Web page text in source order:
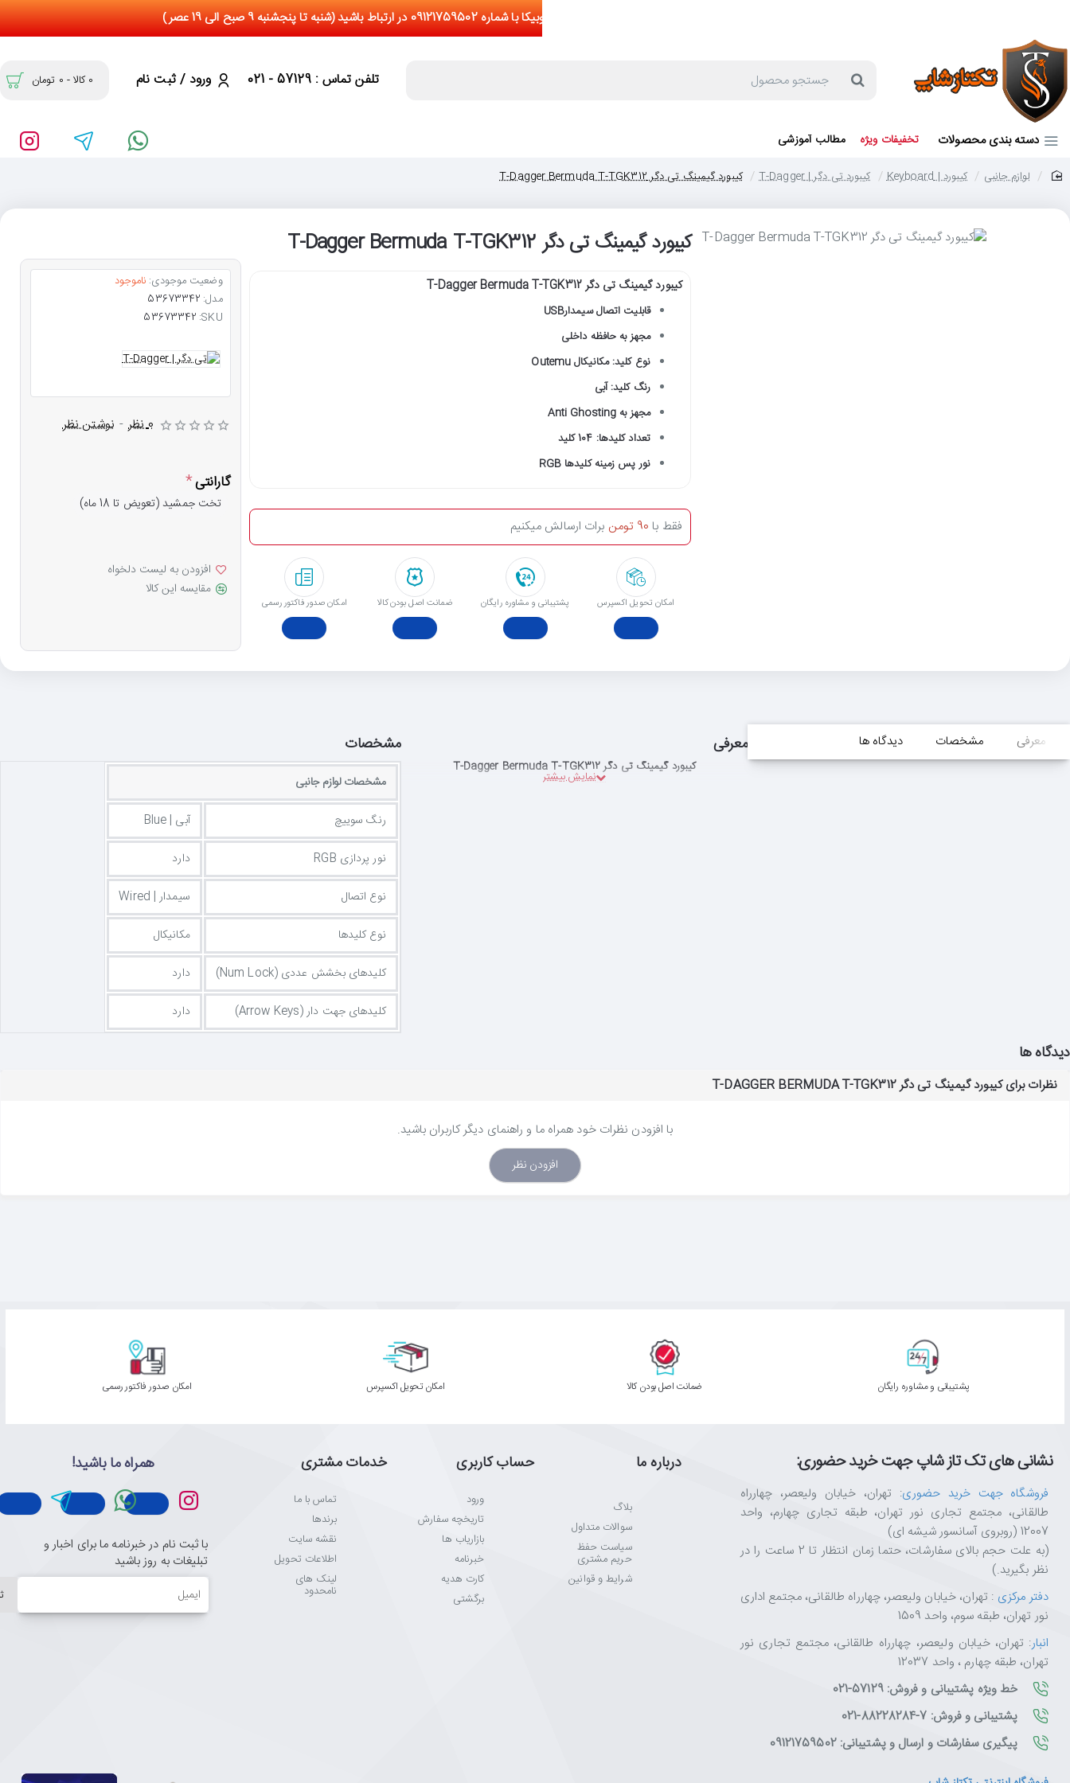
جستجو
تلفن تماس : 57129 - 021 ورود / ثبت نام 0 کالا - 0 تومان
دسته بندی محصولات تخفیفات ویژه مطالب آموزشی
لوازم جانبی کیبورد | Keyboard کیبورد تی دگر | T-Dagger کیبورد گیمینگ تی دگر T-Dagger Bermuda T-TGK312
کیبورد گیمینگ تی دگر T-Dagger Bermuda T-TGK312
کیبورد گیمینگ تی دگر T-Dagger Bermuda T-TGK312
قابلیت اتصال سیمدارUSB
مجهز به حافظه داخلی
نوع کلید: مکانیکالOutemu
رنگ کلید: آبی
مجهز به Anti Ghosting
تعداد کلیدها: 104 کلید
نور پس زمینه کلیدها RGB
امکان تحویل اکسپرس پشتیبانی و مشاوره رایگان ﺿﻤﺎﻧﺖ اﺻﻞ ﺑﻮدن ﮐﺎﻟﺎ امکان صدور فاکتور رسمی
فقط با 90 تومن برات ارسالش میکنیم
وضعیت موجودی: ناموجود
مدل: 53673342
SKU:
53673342
0 نظر - نوشتن نظر
گارانتی
تخت جمشید (تعویض تا 18 ماه)
افزودن به لیست دلخواه
مقایسه این کالا
معرفی مشخصات دیدگاه ها معرفی
کیبورد گیمینگ تی دگر T-Dagger Bermuda T-TGK312
مشخصات
مشخصات لوازم جانبی
رنگ سوییچ
آبی | Blue
نور پردازی RGB
دارد
نوع اتصال
سیمدار | Wired
نوع کلیدها
مکانیکال
کلیدهای بخشش عددی (Num Lock)
دارد
کلیدهای جهت دار (Arrow Keys)
دارد
دیدگاه ها
نظرات برای کیبورد گیمینگ تی دگر T-DAGGER BERMUDA T-TGK312
با افزودن نظرات خود همراه ما و راهنمای دیگر کاربران باشید.
افزودن نظر
پشتیبانی و مشاوره رایگان ﺿﻤﺎﻧﺖ اﺻﻞ ﺑﻮدن ﮐﺎﻟﺎ اﻣﮑﺎن ﺗﺤﻮﯾﻞ اﮐﺴﭙﺮس امکان صدور فاکتور رسمی
نشانی های تک تاز شاپ جهت خرید حضوری:
فروشگاه جهت خرید حضوری: تهران، خیابان ولیعصر، چهارراه
طالقانی، مجتمع تجاری نور تهران، طبقه تجاری چهارم، واحد
12007 (روبروی آسانسور شیشه ای)
(به علت حجم بالای سفارشات، حتما زمان انتظار تا 2 ساعت را در
نظر بگیرید.)
دفتر مرکزی : تهران، خیابان ولیعصر، چهارراه طالقانی، مجتمع اداری
نور تهران، طبقه سوم، واحد 1509
انبار: تهران، خیابان ولیعصر، چهارراه طالقانی، مجتمع تجاری نور
تهران، طبقه چهارم ، واحد 12037
خط ویژه پشتیبانی و فروش: 57129-021
پشتیبانی و فروش: 7-88228284-021
پیگیری سفارشات و ارسال و پشتیبانی: 09121759502
درباره ما
بلاگ
سوالات متداول
سیاست حفظ
حریم مشتری
شرایط و قوانین
حساب کاربری
ورود
تاریخچه سفارش
بازاریاب ها
خبرنامه
کارت هدیه
برگشتی
خدمات مشتری
تماس با ما
برندها
نقشه سایت
اطلاعات تحویل
لینک های
نامحدود
همراه ما باشید!
با ثبت نام در خبرنامه ما برای اخبار و
تبلیغات به روز باشید
ایمیل